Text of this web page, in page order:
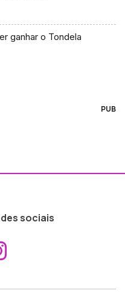
ganhar o Tondela
PUB
sociais
ao